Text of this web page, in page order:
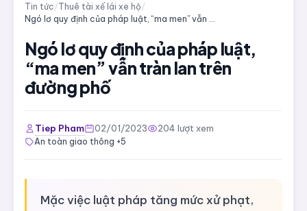
Tin tức /Thuê tài xế lái xe hộ /
Ngó lơ quy định của pháp luật,
“ma men” vẫn tràn lan trên
đường phố
Tiep Pham 02/01/2023 204 lượt xem
An toàn giao thông +5
Mặc việc luật pháp tăng mức xử phạt,